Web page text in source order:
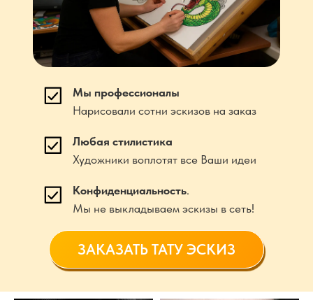
Любая стилистика
Художники воплотят все Ваши идеи
Конфиденциальность.
Мы не выкладываем эскизы в сеть!
Мы профессионалы
Нарисовали сотни эскизов на заказ
ЗАКАЗАТЬ ТАТУ ЭСКИЗ